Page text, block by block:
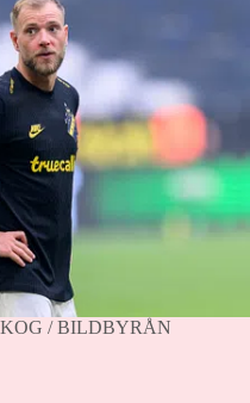
/ BILDBYRÅN